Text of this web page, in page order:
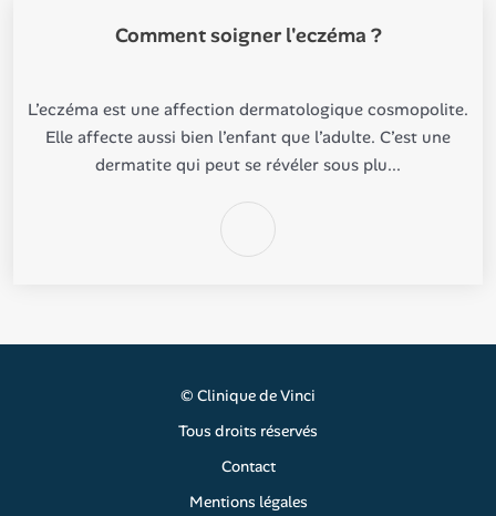
Comment soigner l'eczéma ?
L’eczéma est une affection dermatologique cosmopolite.
Elle affecte aussi bien l’enfant que l’adulte. C’est une
dermatite qui peut se révéler sous plu...
© Clinique de Vinci
Tous droits réservés
Contact
Mentions légales